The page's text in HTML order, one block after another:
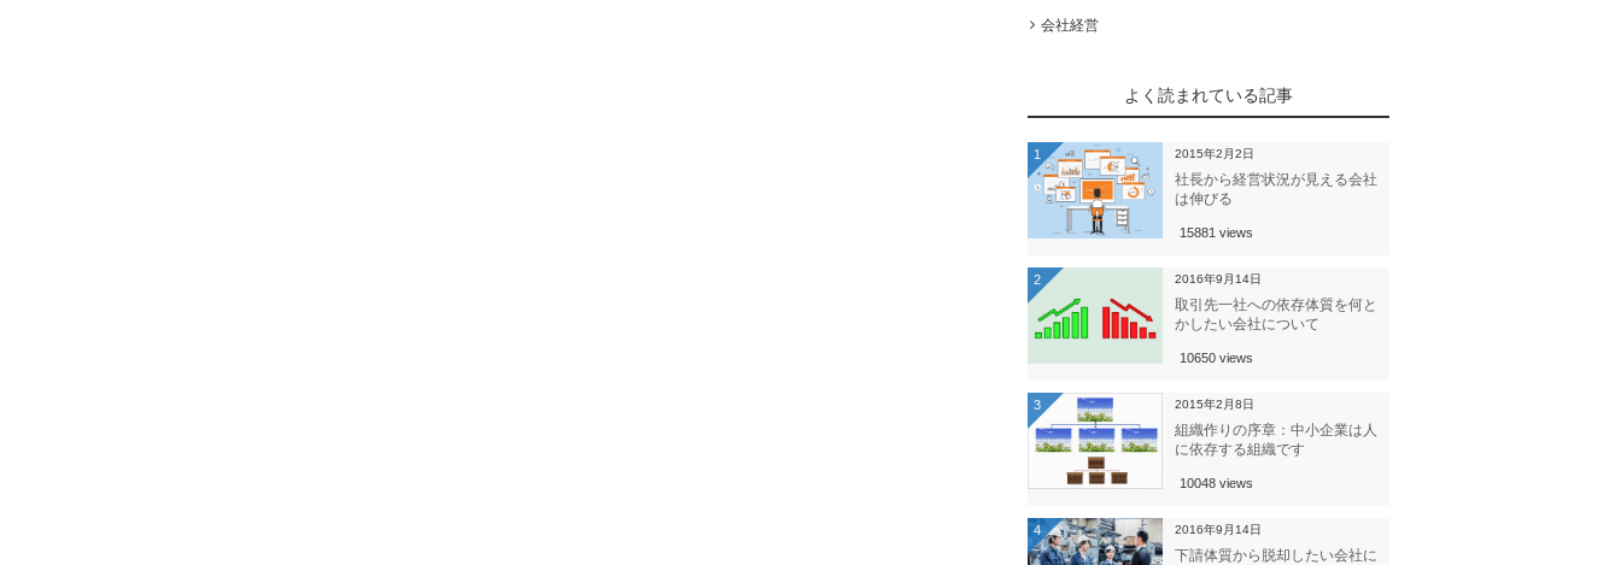
会社経営
よく読まれている記事
1 2015年2月2日
社長から経営状況が見える会社
は伸びる
15881 views
2 2016年9月14日
取引先一社への依存体質を何と
かしたい会社について
10650 views
3 2015年2月8日
組織作りの序章：中小企業は人
に依存する組織です
10048 views
4 2016年9月14日
下請体質から脱却したい会社に